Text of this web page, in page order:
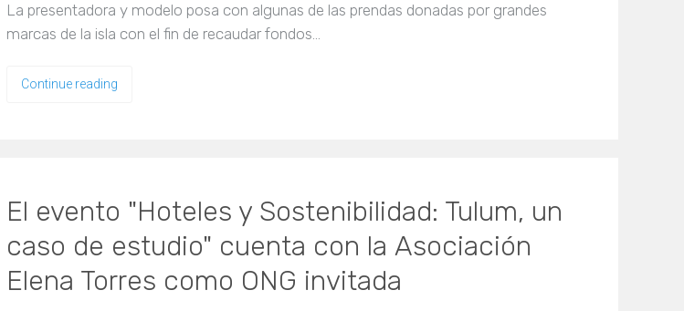
La presentadora y modelo posa con algunas de las prendas donadas por grandes
marcas de la isla con el fin de recaudar fondos…
Continue reading
El evento "Hoteles y Sostenibilidad: Tulum, un
caso de estudio" cuenta con la Asociación
Elena Torres como ONG invitada